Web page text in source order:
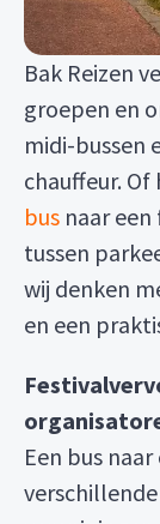
Bak Reizen
groepen en
midi-bussen
chauffeur.
bus naar
tussen
wij denken
en een
Een bus